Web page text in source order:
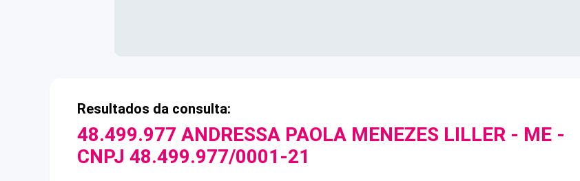
Resultados da consulta:
48.499.977 ANDRESSA PAOLA MENEZES LILLER - ME -
CNPJ 48.499.977/0001-21